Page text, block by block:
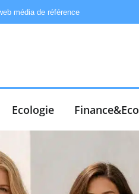
média de référence
Ecologie Finance&Eco